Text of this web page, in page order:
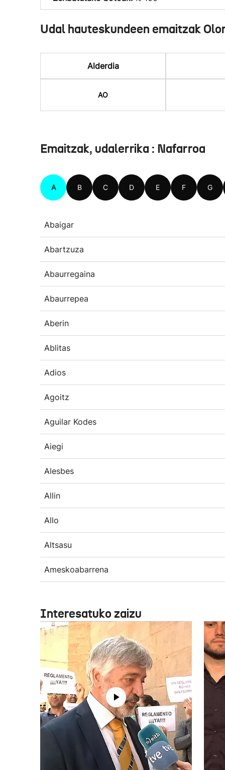
Udal hauteskundeen emaitzak
Alderdia
AO
Emaitzak, udalerrika : Nafarroa
A B C D E F G
Abaigar
Abartzuza
Abaurregaina
Abaurrepea
Aberin
Ablitas
Adios
Agoitz
Aguilar Kodes
Aiegi
Alesbes
Allin
Allo
Altsasu
Ameskoabarrena
Interesatuko zaizu